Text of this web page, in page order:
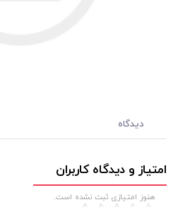
دیدگاه
امتیاز و دیدگاه کاربران
هنوز امتیازی ثبت نشده است.